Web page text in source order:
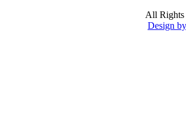
All Rights
Design